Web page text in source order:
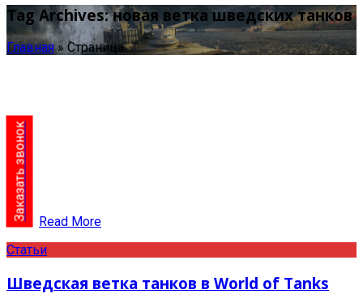
Tag Archives: новая ветка шведских танков
Главная» Страница
Read More
Статьи
Шведская ветка танков в World of Tanks
Заказать звонок